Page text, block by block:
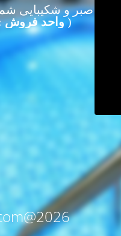
از صبر و شکیبایی
( واحد